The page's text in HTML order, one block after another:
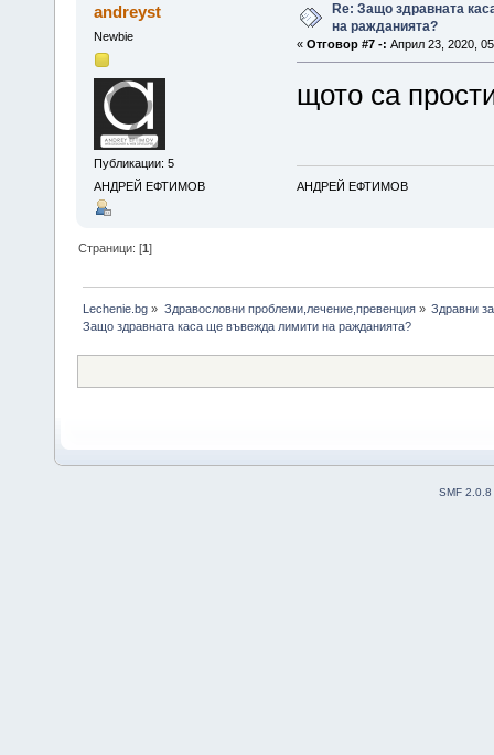
andreyst
Newbie
Публикации: 5
АНДРЕЙ ЕФТИМОВ
Re: Защо здравната
на ражданията?
« Отговор #7 -: Април 23, 2020,
щото са
АНДРЕЙ ЕФТИМОВ
Страници: [1]
Lechenie.bg » Здравословни проблеми,лечение,превенция» Здравни
Защо здравната каса ще въвежда лимити на ражданията?
SMF 2.0.8